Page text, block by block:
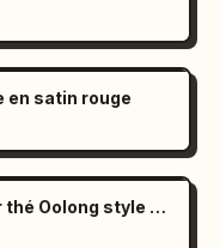
en satin rouge
Page produit e-commerce pour thé Oolong style Zen